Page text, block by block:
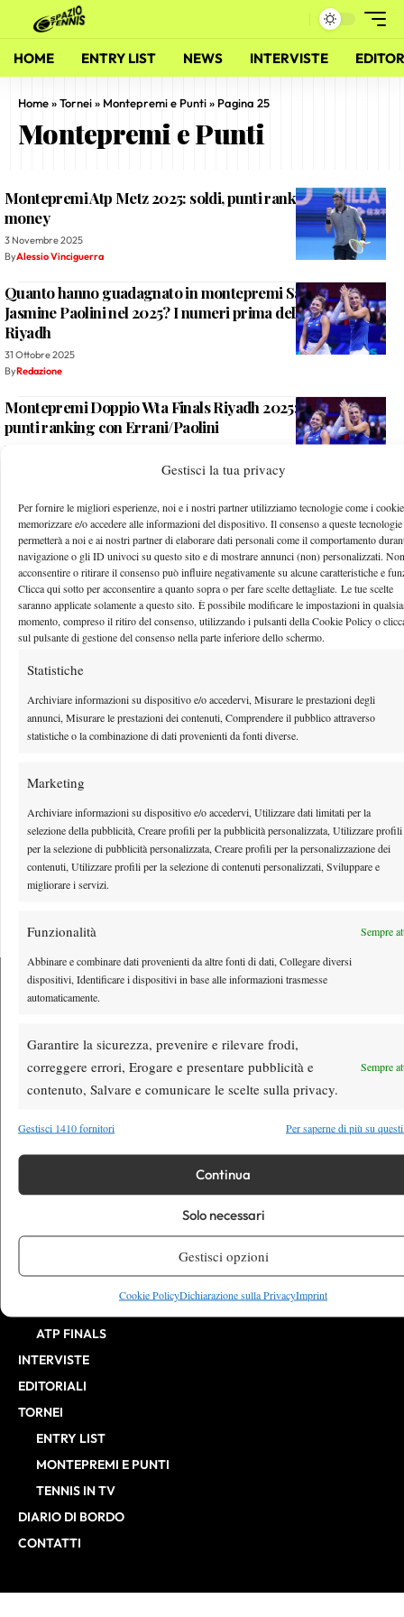
Gestisci la tua privacy
Per fornire le migliori esperienze, noi e i nostri partner utilizziamo tecnologie come i
memorizzare e/o accedere alle informazioni del dispositivo. Il consenso a queste tecnologie
permetterà a noi e ai nostri partner di elaborare dati personali come il comportamento
navigazione o gli ID univoci su questo sito e di mostrare annunci (non) personalizzati. Non
acconsentire o ritirare il consenso può influire negativamente su alcune caratteristiche e
Clicca qui sotto per acconsentire a quanto sopra o per fare scelte dettagliate. Le tue scelte
saranno applicate solamente a questo sito. È possibile modificare le impostazioni in
momento, compreso il ritiro del consenso, utilizzando i pulsanti della Cookie Policy o
sul pulsante di gestione del consenso nella parte inferiore dello schermo.
Statistiche
Archiviare informazioni su dispositivo e/o accedervi, Misurare le prestazioni degli
annunci, Misurare le prestazioni dei contenuti, Comprendere il pubblico attraverso
statistiche o la combinazione di dati provenienti da fonti diverse.
Marketing
Archiviare informazioni su dispositivo e/o accedervi, Utilizzare dati limitati per la
selezione della pubblicità, Creare profili per la pubblicità personalizzata, Utilizzare profili
per la selezione di pubblicità personalizzata, Creare profili per la personalizzazione dei
contenuti, Utilizzare profili per la selezione di contenuti personalizzati, Sviluppare e
migliorare i servizi.
Funzionalità Sempre
Abbinare e combinare dati provenienti da altre fonti di dati, Collegare diversi
dispositivi, Identificare i dispositivi in base alle informazioni trasmesse
automaticamente.
Garantire la sicurezza, prevenire e rilevare frodi,
correggere errori, Erogare e presentare pubblicità e
contenuto, Salvare e comunicare le scelte sulla privacy.
Sempre
Gestisci 1410 fornitori Per saperne di più su
Continua
Solo necessari
Gestisci opzioni
Cookie PolicyDichiarazione sulla PrivacyImprint
HOME ENTRY LIST NEWS INTERVISTE
Home»Tornei» Montepremi e Punti» Pagina 25
Montepremi e Punti
Montepremi Atp Metz 2025: soldi, punti ranking e prize
money
3 Novembre 2025
ByAlessio Vinciguerra
Quanto hanno guadagnato in montepremi Sara Errani e
Jasmine Paolini nel 2025? I numeri prima delle Finals di
Riyadh
31 Ottobre 2025
ByRedazione
Montepremi Doppio Wta Finals Riyadh 2025: prize money,
punti ranking con Errani/Paolini
3 Novembre 2025
Montepremi Wta Finals Riyadh 2025: prize money, punti
ranking singolare con Paolini
30 Ottobre 2025
Alessio Vinciguerra
2 … 23 24 25 26 27 … 33 34
X
Instagram
Youtube
Spazio Tennis
registrata Aut-Trib Milano n°
Editore:VIBES MEDIA SRL , P.iva 14250480960
Direttore Responsabile: Alessandro Nizegorodcew
HOME
ENTRY LIST
ITF
ATP FINALS
INTERVISTE
EDITORIALI
TORNEI
ENTRY LIST
MONTEPREMI E PUNTI
TENNIS IN TV
DIARIO DI BORDO
CONTATTI